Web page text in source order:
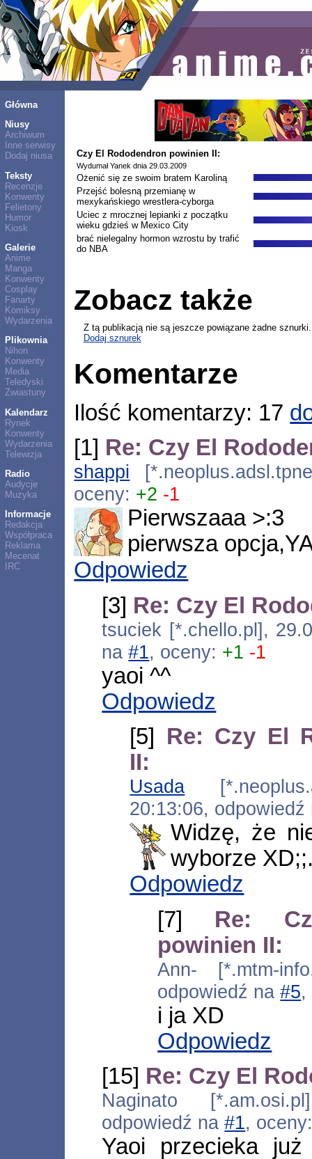
Główna
Niusy
Archiwum
Inne serwisy
Dodaj niusa
Teksty
Recenzje
Konwenty
Felietony
Humor
Kiosk
Galerie
Anime
Manga
Konwenty
Cosplay
Fanarty
Komiksy
Wydarzenia
Plikownia
Nihon
Konwenty
Media
Teledyski
Zwiastuny
Kalendarz
Rynek
Konwenty
Wydarzenia
Telewizja
Radio
Audycje
Muzyka
Informacje
Redakcja
Współpraca
Reklama
Mecenat
IRC
Czy El Rododendron powinien II:
Wydumał Yanek dnia 29.03.2009
Ożenić się ze swoim bratem Karoliną
Przejść bolesną przemianę w
mexykańskiego wrestlera-cyborga
Uciec z mrocznej lepianki z początku
wieku gdzieś w Mexico City
brać nielegalny hormon wzrostu by trafić
do NBA
Zobacz także
Z tą publikacją nie są jeszcze powiązane żadne sznurki.
Dodaj sznurek
Komentarze
Ilość komentarzy: 17
[1] Re: Czy El
shappi
oceny: +2 -1
Pierwszaaa >:3
pierwsza
Odpowiedz
[3] Re: Czy El
tsuciek [*.chello.pl],
na#1, oceny: +1 -1
yaoi ^^
Odpowiedz
[5] Re: Czy El
II:
Usada
20:13:06,
Widzę, że
wyborze
Odpowiedz
[7] Re:
powinien II:
Ann- [*.mtm-
odpowiedź na#5,
i ja XD
Odpowiedz
[15] Re: Czy El
Naginato
odpowiedź na#1,
Yaoi przecieka